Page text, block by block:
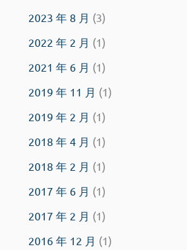
2023 年 8 月 (3)
2022 年 2 月 (1)
2021 年 6 月 (1)
2019 年 11 月 (1)
2019 年 2 月 (1)
2018 年 4 月 (1)
2018 年 2 月 (1)
2017 年 6 月 (1)
2017 年 2 月 (1)
2016 年 12 月 (1)